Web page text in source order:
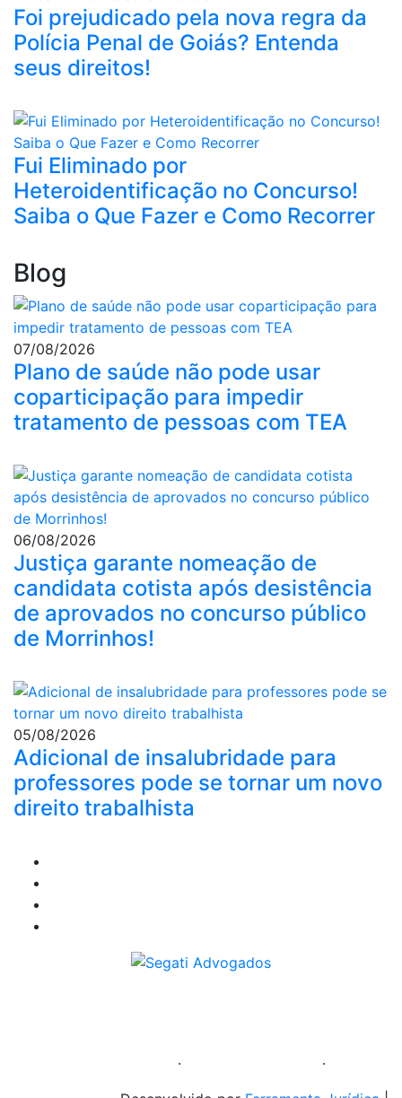
Foi prejudicado pela nova regra da
Polícia Penal de Goiás? Entenda
seus direitos!
Fui Eliminado por
Heteroidentificação no Concurso!
Saiba o Que Fazer e Como Recorrer
Blog
07/08/2026
Plano de saúde não pode usar
coparticipação para impedir
tratamento de pessoas com TEA
06/08/2026
Justiça garante nomeação de
candidata cotista após desistência
de aprovados no concurso público
de Morrinhos!
05/08/2026
Adicional de insalubridade para
professores pode se tornar um novo
direito trabalhista
· ·